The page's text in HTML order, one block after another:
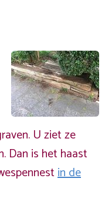
U ziet ze
Dan is het haast
in de